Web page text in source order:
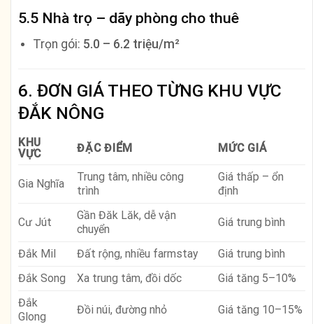
5.5 Nhà trọ – dãy phòng cho thuê
Trọn gói: 5.0 – 6.2 triệu/m²
6. ĐƠN GIÁ THEO TỪNG KHU VỰC
ĐẮK NÔNG
KHU
VỰC
ĐẶC ĐIỂM MỨC GIÁ
Gia Nghĩa
Trung tâm, nhiều công
trình
Giá thấp – ổn
định
Cư Jút
Gần Đăk Lăk, dễ vận
chuyển
Giá trung bình
Đắk Mil Đất rộng, nhiều farmstay
Giá trung bình
Đắk Song
Xa trung tâm, đồi dốc
Giá tăng 5–10%
Đắk
Glong
Đồi núi, đường nhỏ Giá tăng 10–15%